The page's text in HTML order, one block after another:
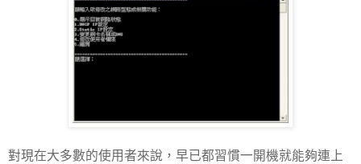
對現在大多數的使用者來說，早已都習慣一開機就能夠連上